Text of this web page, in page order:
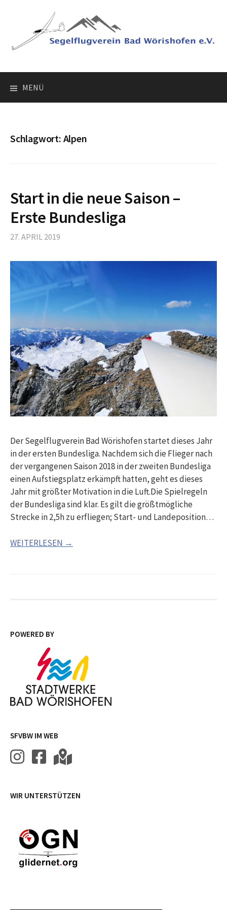
MENÜ
Schlagwort: Alpen
Start in die neue Saison –
Erste Bundesliga
27. APRIL 2019
Der Segelflugverein Bad Wörishofen startet dieses Jahr
in der ersten Bundesliga. Nachdem sich die Flieger nach
der vergangenen Saison 2018 in der zweiten Bundesliga
einen Aufstiegsplatz erkämpft hatten, geht es dieses
Jahr mit größter Motivation in die Luft.Die Spielregeln
der Bundesliga sind klar. Es gilt die größtmögliche
Strecke in 2,5h zu erfliegen; Start- und Landeposition…
WEITERLESEN →
POWERED BY
SFVBW IM WEB
WIR UNTERSTÜTZEN